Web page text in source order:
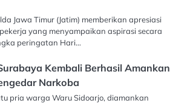
Jawa Timur (Jatim) memberikan apresiasi
yang menyampaikan aspirasi secara
peringatan Hari…
Kembali Berhasil Amankan
Narkoba
pria warga Waru Sidoarjo, diamankan